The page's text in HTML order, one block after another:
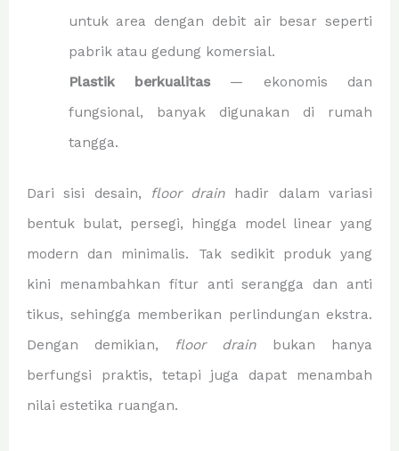
untuk area dengan debit air besar seperti
pabrik atau gedung komersial.
Plastik berkualitas— ekonomis dan
fungsional, banyak digunakan di rumah
tangga.
Dari sisi desain, floor drain hadir dalam variasi
bentuk bulat, persegi, hingga model linear yang
modern dan minimalis. Tak sedikit produk yang
kini menambahkan fitur anti serangga dan anti
tikus, sehingga memberikan perlindungan ekstra.
Dengan demikian,
floor drain bukan hanya
berfungsi praktis, tetapi juga dapat menambah
nilai estetika ruangan.